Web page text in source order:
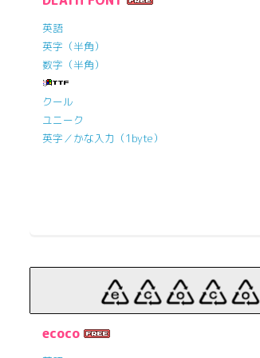
英語
英字（半角）
数字（半角）
クール
ユニーク
英字／かな入力（1byte）
ecoco